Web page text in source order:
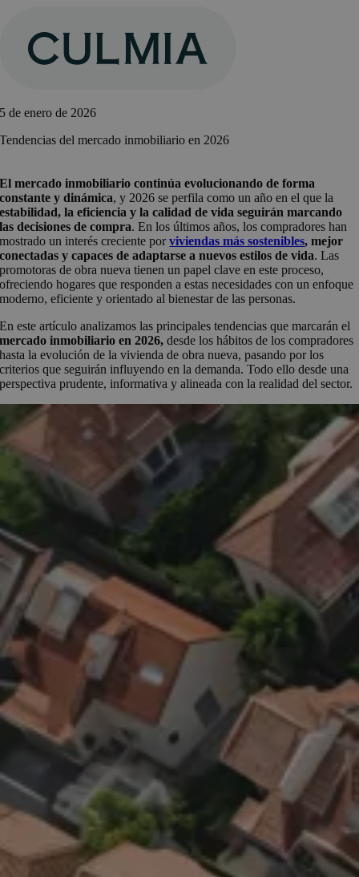
contenido
5 de enero de 2026
Tendencias del mercado inmobiliario en 2026
El mercado inmobiliario continúa evolucionando de forma
constante y dinámica, y 2026 se perfila como un año en el que la
estabilidad, la eficiencia y la calidad de vida seguirán marcando
las decisiones de compra. En los últimos años, los compradores han
mostrado un interés creciente porviviendas más sostenibles, mejor
conectadas y capaces de adaptarse a nuevos estilos de vida. Las
promotoras de obra nueva tienen un papel clave en este proceso,
ofreciendo hogares que responden a estas necesidades con un enfoque
moderno, eficiente y orientado al bienestar de las personas.
En este artículo analizamos las principales tendencias que marcarán el
mercado inmobiliario en 2026, desde los hábitos de los compradores
hasta la evolución de la vivienda de obra nueva, pasando por los
criterios que seguirán influyendo en la demanda. Todo ello desde una
perspectiva prudente, informativa y alineada con la realidad del sector.